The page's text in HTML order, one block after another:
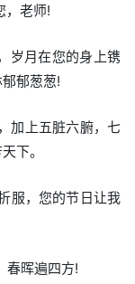
，老师!
岁月在您的身上镌
郁葱葱!
加上五脏六腑，七
下。
服，您的节日让我
春晖遍四方!